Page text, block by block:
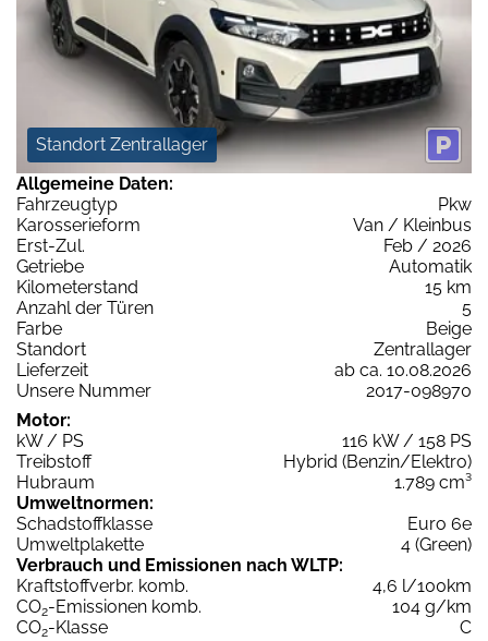
Standort Zentrallager
Allgemeine Daten:
Fahrzeugtyp
Pkw
Karosserieform
Van / Kleinbus
Erst-Zul.
Feb / 2026
Getriebe
Automatik
Kilometerstand
15 km
Anzahl der Türen
5
Farbe
Beige
Standort
Zentrallager
Lieferzeit
ab ca. 10.08.2026
Unsere Nummer
2017-098970
Motor:
kW / PS
116 kW / 158 PS
Treibstoff
Hybrid (Benzin/Elektro)
Hubraum
1.789 cm³
Umweltnormen:
Schadstoffklasse
Euro 6e
Umweltplakette
4 (Green)
Verbrauch und Emissionen nach WLTP:
Kraftstoffverbr. komb.
4,6 l/100km
CO2-Emissionen komb.
104 g/km
CO2-Klasse
C